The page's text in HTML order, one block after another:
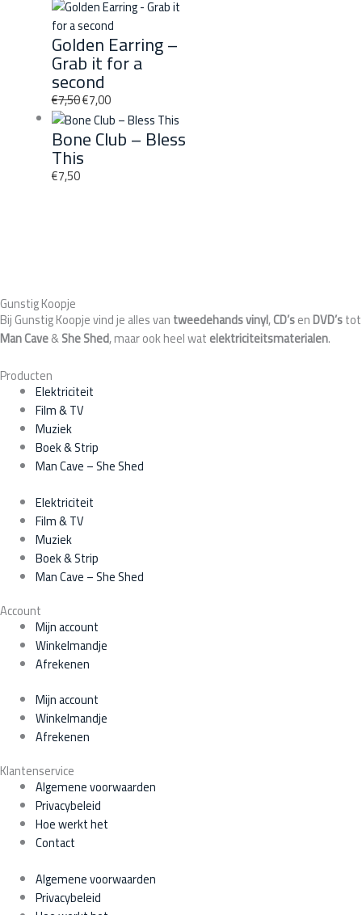
Golden Earring –
Grab it for a
second
€7,50€7,00
Bone Club ‎– Bless
This
€7,50
Gunstig Koopje
Bij Gunstig Koopje vind je alles vantweedehandsvinyl,CD’senDVD’stot
Man Cave&She Shed, maar ook heel watelektriciteitsmaterialen.
Producten
Elektriciteit
Film & TV
Muziek
Boek & Strip
Man Cave – She Shed
Elektriciteit
Film & TV
Muziek
Boek & Strip
Man Cave – She Shed
Account
Mijn account
Winkelmandje
Afrekenen
Mijn account
Winkelmandje
Afrekenen
Klantenservice
Algemene voorwaarden
Privacybeleid
Hoe werkt het
Contact
Algemene voorwaarden
Privacybeleid